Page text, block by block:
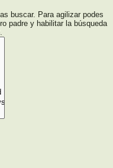
buscar. Para agilizar podes
padre y habilitar la búsqueda